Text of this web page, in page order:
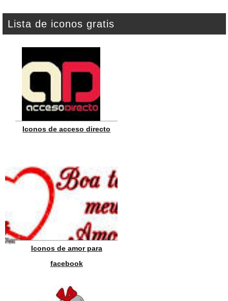
Lista de iconos gratis
Iconos de acceso directo
Iconos de amor para
facebook